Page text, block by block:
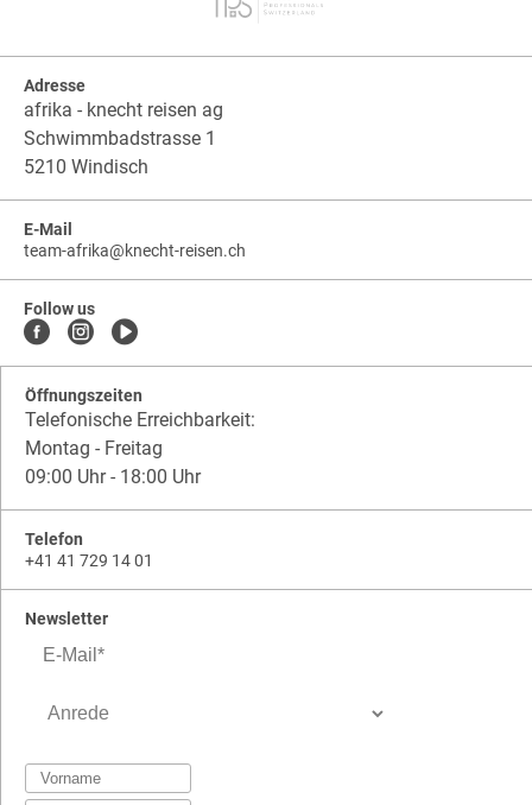
Adresse
afrika - knecht reisen ag
Schwimmbadstrasse 1
5210 Windisch
E-Mail
team-afrika@knecht-reisen.ch
Follow us
Öffnungszeiten
Telefonische Erreichbarkeit:
Montag - Freitag
09:00 Uhr - 18:00 Uhr
Telefon
+41 41 729 14 01
Newsletter